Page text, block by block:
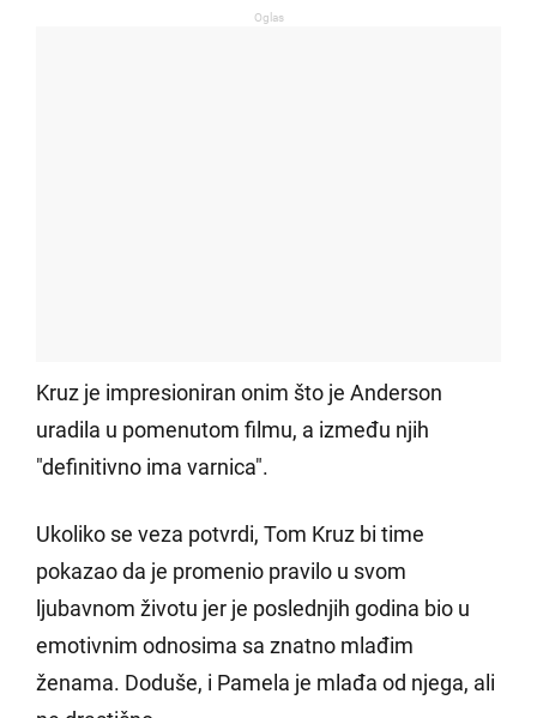
Oglas
Kruz je impresioniran onim što je Anderson
uradila u pomenutom filmu, a između njih
"definitivno ima varnica".
Ukoliko se veza potvrdi, Tom Kruz bi time
pokazao da je promenio pravilo u svom
ljubavnom životu jer je poslednjih godina bio u
emotivnim odnosima sa znatno mlađim
ženama. Doduše, i Pamela je mlađa od njega, ali